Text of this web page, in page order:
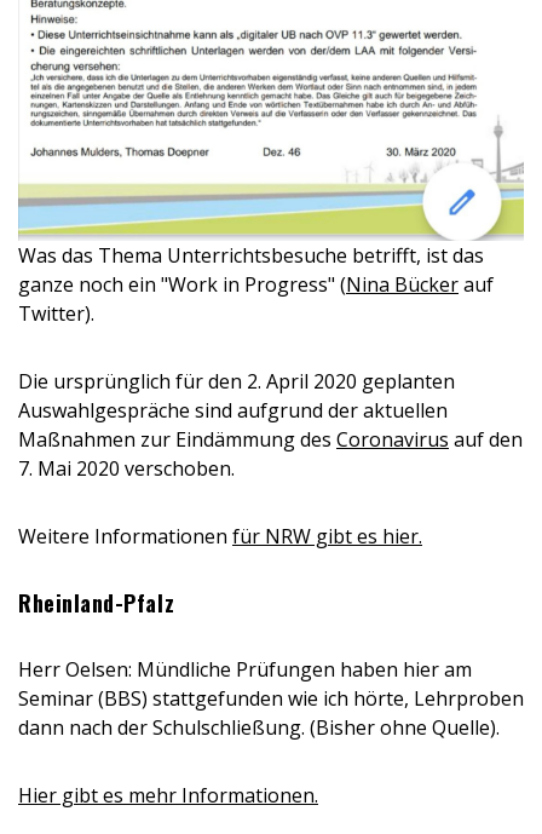
Was das Thema Unterrichtsbesuche betrifft, ist das
ganze noch ein "Work in Progress" (Nina Bückerauf
Twitter).
Die ursprünglich für den 2. April 2020 geplanten
Auswahlgespräche sind aufgrund der aktuellen
Maßnahmen zur Eindämmung des Coronavirus auf den
7. Mai 2020 verschoben.
Weitere Informationen für NRW gibt es hier.
Rheinland-Pfalz
Herr Oelsen: Mündliche Prüfungen haben hier am
Seminar (BBS) stattgefunden wie ich hörte, Lehrproben
dann nach der Schulschließung. (Bisher ohne Quelle).
Hier gibt es mehr Informationen.